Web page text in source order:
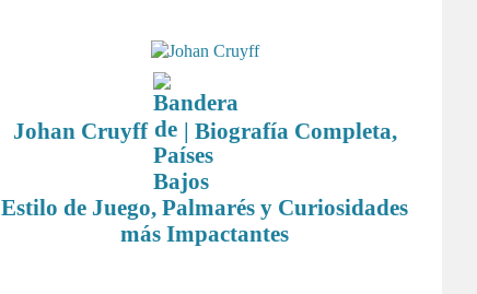
Johan Cruyff | Biografía Completa,
Estilo de Juego, Palmarés y Curiosidades
más Impactantes